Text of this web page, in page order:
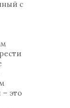
с
это